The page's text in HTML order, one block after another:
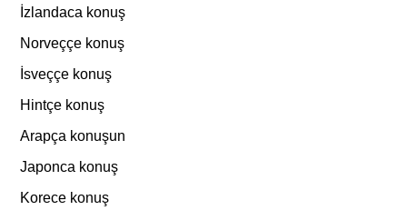
İzlandaca konuş
Norveççe konuş
İsveççe konuş
Hintçe konuş
Arapça konuşun
Japonca konuş
Korece konuş